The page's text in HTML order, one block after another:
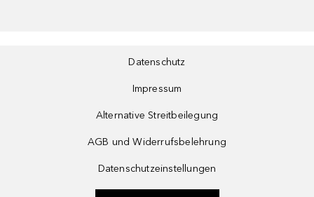
Datenschutz
Impressum
Alternative Streitbeilegung
AGB und Widerrufsbelehrung
Datenschutzeinstellungen